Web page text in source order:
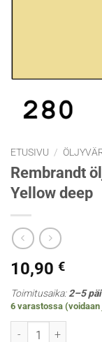
ETUSIVU /
Rembrandt
Yellow deep
10,90 €
Toimitusaika:2–5
6 varastossa
Rembrandt öljy